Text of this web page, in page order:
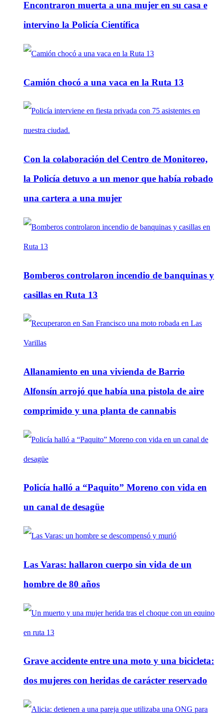
Encontraron muerta a una mujer en su casa e
intervino la Policía Científica
Camión chocó a una vaca en la Ruta 13
Con la colaboración del Centro de Monitoreo,
la Policía detuvo a un menor que había robado
una cartera a una mujer
Bomberos controlaron incendio de banquinas y
casillas en Ruta 13
Allanamiento en una vivienda de Barrio
Alfonsín arrojó que había una pistola de aire
comprimido y una planta de cannabis
Policía halló a “Paquito” Moreno con vida en
un canal de desagüe
Las Varas: hallaron cuerpo sin vida de un
hombre de 80 años
Grave accidente entre una moto y una bicicleta:
dos mujeres con heridas de carácter reservado